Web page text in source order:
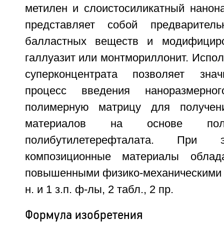
метилен и слоистосиликатный
представляет собой
балластных веществ и
галлуазит или монтмориллонит.
суперконцентрата позволяет
процесс введения
полимерную матрицу для
материалов на основе
полибутилетерефталата. При
композиционные материалы
повышенными физико-механическими
н. и 1 з.п. ф-лы, 2 табл., 2 пр.
Формула изобретения